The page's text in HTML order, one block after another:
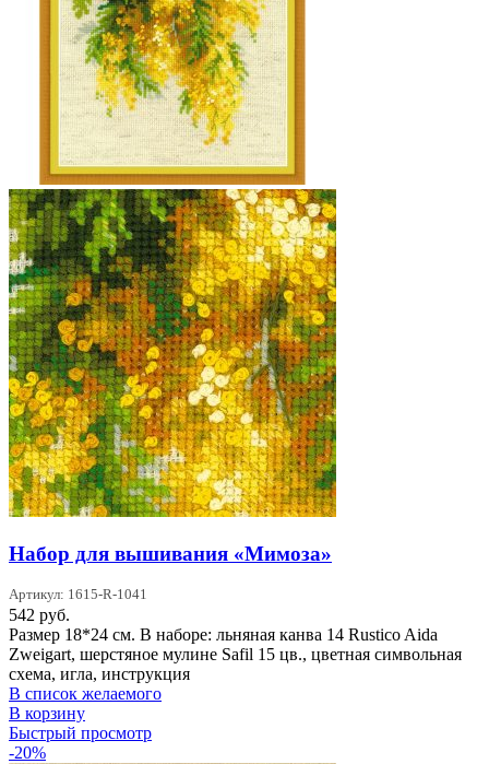
Набор для вышивания «Мимоза»
Артикул: 1615-R-1041
542 руб.
Размер 18*24 см. В наборе: льняная канва 14 Rustico Aida
Zweigart, шерстяное мулине Safil 15 цв., цветная символьная
схема, игла, инструкция
В список желаемого
В корзину
Быстрый просмотр
-20%